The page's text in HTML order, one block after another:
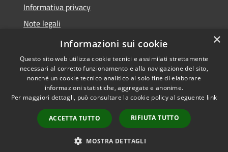
Informativa privacy
Note legali
Dichiarazione di accessibilità
Accessibilità
Copyright © 2026 • Comune di
Torrevecchia Pia • Powered by
Municipium•
Accesso
redazione
×
Informazioni sui cookie
Questo sito web utilizza cookie tecnici e assimilati strettamente
necessari al corretto funzionamento e alla navigazione del sito,
nonché un cookie tecnico analitico al solo fine di elaborare
informazioni statistiche, aggregate e anonime.
Per maggiori dettagli, può consultare la cookie policy al seguente link
ACCETTA TUTTO RIFIUTA TUTTO
MOSTRA DETTAGLI